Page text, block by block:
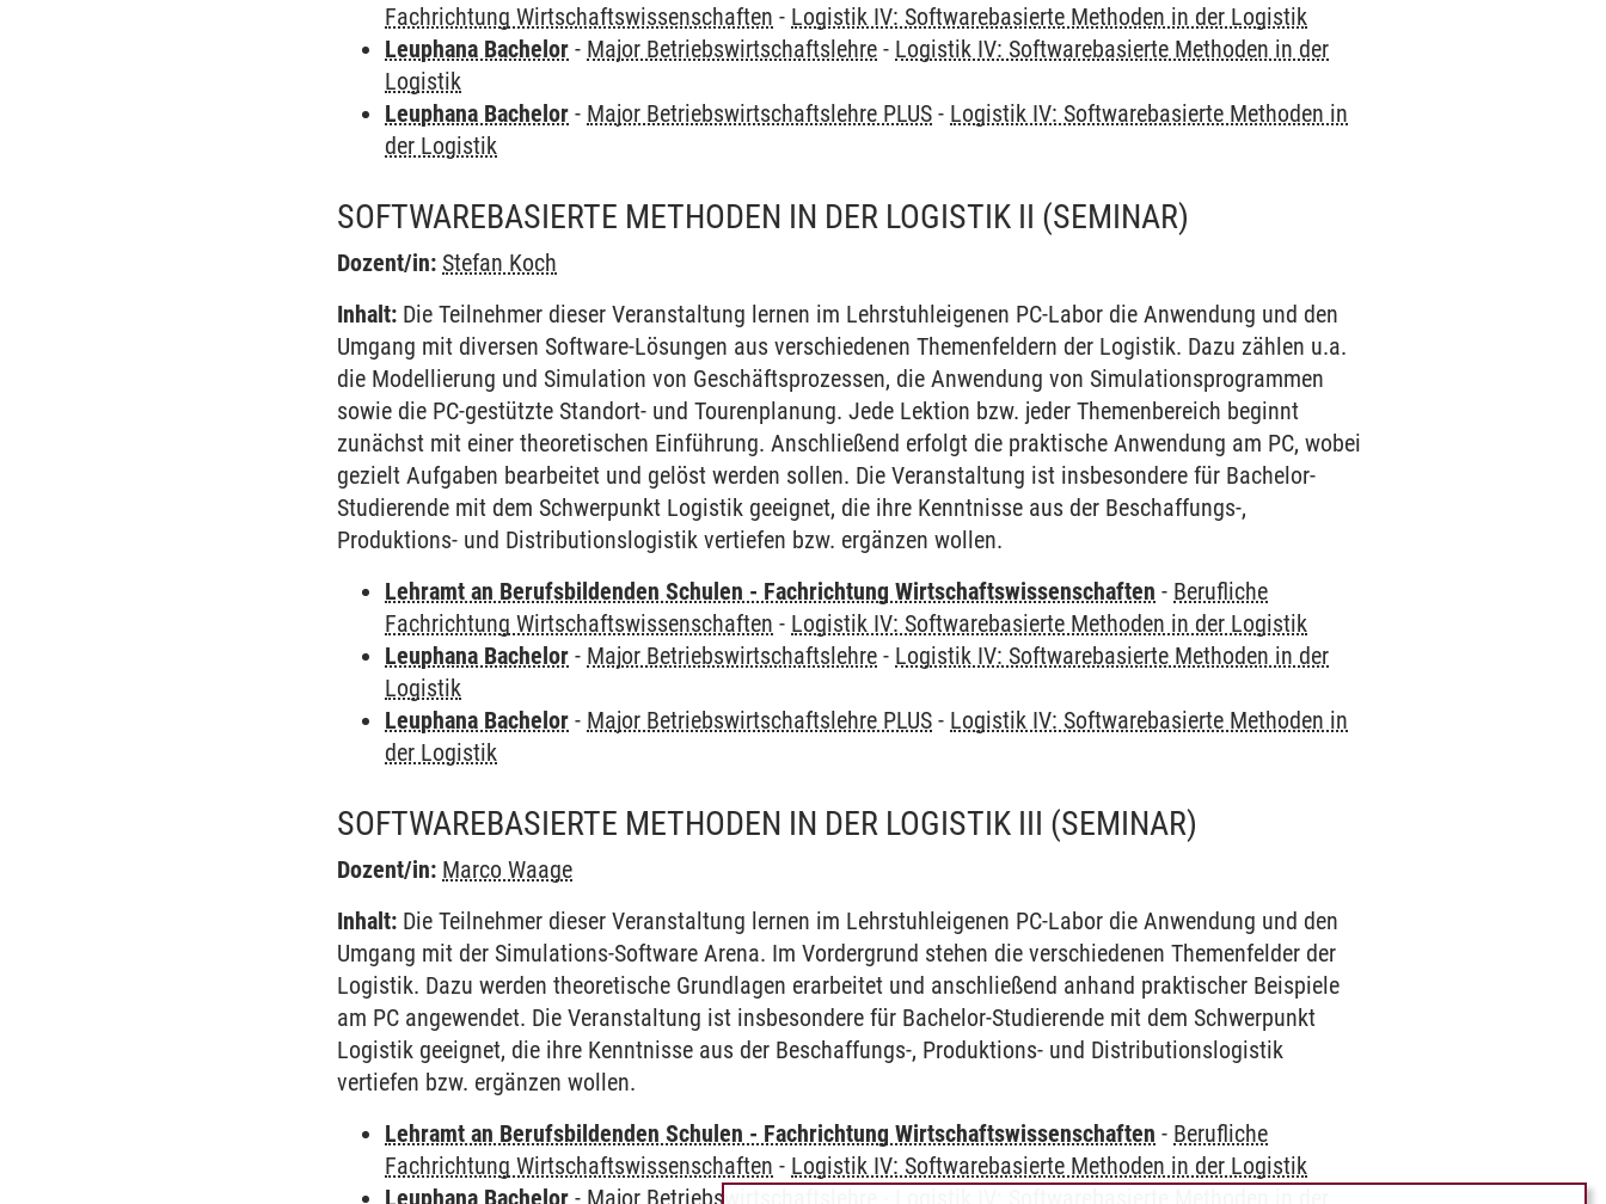
Fachrichtung Wirtschaftswissenschaften - Logistik IV: Softwarebasierte Methoden in der Logistik
Leuphana Bachelor - Major Betriebswirtschaftslehre - Logistik IV: Softwarebasierte Methoden in der
Logistik
Leuphana Bachelor - Major Betriebswirtschaftslehre PLUS - Logistik IV: Softwarebasierte Methoden in
der Logistik
SOFTWAREBASIERTE METHODEN IN DER LOGISTIK II (SEMINAR)
Dozent/in: Stefan Koch
Inhalt: Die Teilnehmer dieser Veranstaltung lernen im Lehrstuhleigenen PC-Labor die Anwendung und den
Umgang mit diversen Software-Lösungen aus verschiedenen Themenfeldern der Logistik. Dazu zählen u.a.
die Modellierung und Simulation von Geschäftsprozessen, die Anwendung von Simulationsprogrammen
sowie die PC-gestützte Standort- und Tourenplanung. Jede Lektion bzw. jeder Themenbereich beginnt
zunächst mit einer theoretischen Einführung. Anschließend erfolgt die praktische Anwendung am PC, wobei
gezielt Aufgaben bearbeitet und gelöst werden sollen. Die Veranstaltung ist insbesondere für Bachelor-
Studierende mit dem Schwerpunkt Logistik geeignet, die ihre Kenntnisse aus der Beschaffungs-,
Produktions- und Distributionslogistik vertiefen bzw. ergänzen wollen.
Lehramt an Berufsbildenden Schulen - Fachrichtung Wirtschaftswissenschaften - Berufliche
Fachrichtung Wirtschaftswissenschaften - Logistik IV: Softwarebasierte Methoden in der Logistik
Leuphana Bachelor - Major Betriebswirtschaftslehre - Logistik IV: Softwarebasierte Methoden in der
Logistik
Leuphana Bachelor - Major Betriebswirtschaftslehre PLUS - Logistik IV: Softwarebasierte Methoden in
der Logistik
SOFTWAREBASIERTE METHODEN IN DER LOGISTIK III (SEMINAR)
Dozent/in: Marco Waage
Inhalt: Die Teilnehmer dieser Veranstaltung lernen im Lehrstuhleigenen PC-Labor die Anwendung und den
Umgang mit der Simulations-Software Arena. Im Vordergrund stehen die verschiedenen Themenfelder der
Logistik. Dazu werden theoretische Grundlagen erarbeitet und anschließend anhand praktischer Beispiele
am PC angewendet. Die Veranstaltung ist insbesondere für Bachelor-Studierende mit dem Schwerpunkt
Logistik geeignet, die ihre Kenntnisse aus der Beschaffungs-, Produktions- und Distributionslogistik
vertiefen bzw. ergänzen wollen.
Lehramt an Berufsbildenden Schulen - Fachrichtung Wirtschaftswissenschaften - Berufliche
Fachrichtung Wirtschaftswissenschaften - Logistik IV: Softwarebasierte Methoden in der Logistik
Leuphana Bachelor - Major Betriebswirtschaftslehre